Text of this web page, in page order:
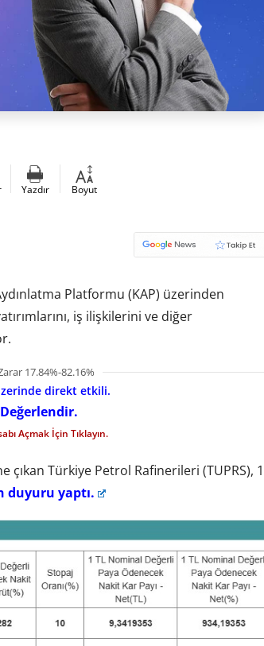
Yazdır Boyut
Platformu (KAP) üzerinden
iş ilişkilerini ve diğer
17.84%-82.16%
direkt etkili.
Açmak İçin Tıklayın.
Türkiye Petrol Rafinerileri (TUPRS), 1
duyuru yaptı.